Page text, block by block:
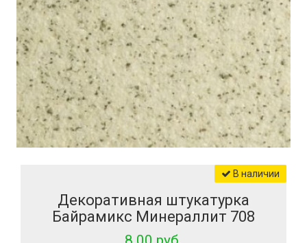
В наличии
Декоративная штукатурка
Байрамикс Минераллит 708